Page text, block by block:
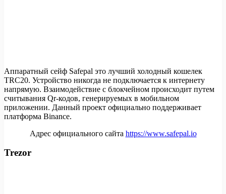
Аппаратный сейф Safepal это лучший холодный кошелек
TRC20. Устройство никогда не подключается к интернету
напрямую. Взаимодействие с блокчейном происходит путем
считывания Qr-кодов, генерируемых в мобильном
приложении. Данный проект официально поддерживает
платформа Binance.
Адрес официального сайта https://www.safepal.io
Trezor